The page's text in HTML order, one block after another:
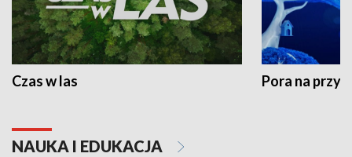
Czas w las Pora na
NAUKA I EDUKACJA